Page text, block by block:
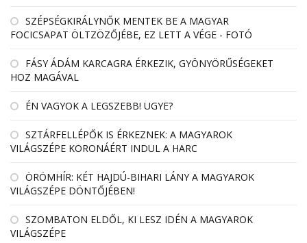
SZÉPSÉGKIRÁLYNŐK MENTEK BE A MAGYAR
FOCICSAPAT ÖLTZÖZŐJÉBE, EZ LETT A VÉGE - FOTÓ
FÁSY ÁDÁM KARCAGRA ÉRKEZIK, GYÖNYÖRŰSÉGEKET
HOZ MAGÁVAL
ÉN VAGYOK A LEGSZEBB! UGYE?
SZTÁRFELLÉPŐK IS ÉRKEZNEK: A MAGYAROK
VILÁGSZÉPE KORONÁÉRT INDUL A HARC
ÖRÖMHÍR: KÉT HAJDÚ-BIHARI LÁNY A MAGYAROK
VILÁGSZÉPE DÖNTŐJÉBEN!
SZOMBATON ELDŐL, KI LESZ IDÉN A MAGYAROK
VILÁGSZÉPE